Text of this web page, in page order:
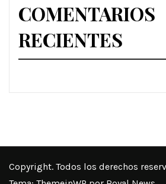
COMENTARIOS
RECIENTES
Copyright. Todos los derechos